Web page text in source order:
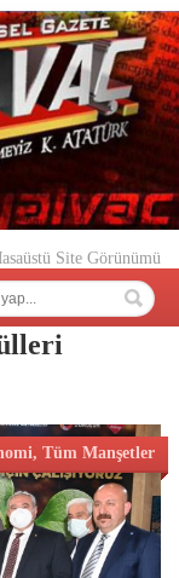
Site Görünümü
, Tüm Manşetler